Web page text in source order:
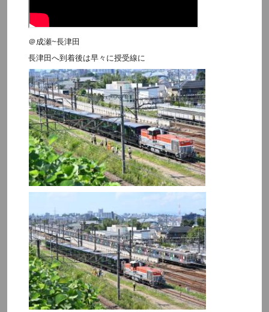
＠成瀬~長津田
長津田へ到着後は早々に授受線に